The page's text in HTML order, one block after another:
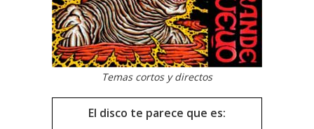
Temas cortos y directos
El disco te parece que es: